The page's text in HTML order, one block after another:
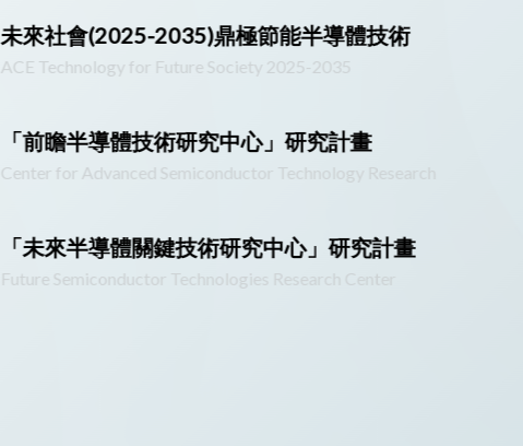
未來社會(2025-2035)鼎極節能半導體技術
ACE Technology for Future Society 2025-2035
「前瞻半導體技術研究中心」研究計畫
Center for Advanced Semiconductor Technology Research
「未來半導體關鍵技術研究中心」研究計畫
Future Semiconductor Technologies Research Center